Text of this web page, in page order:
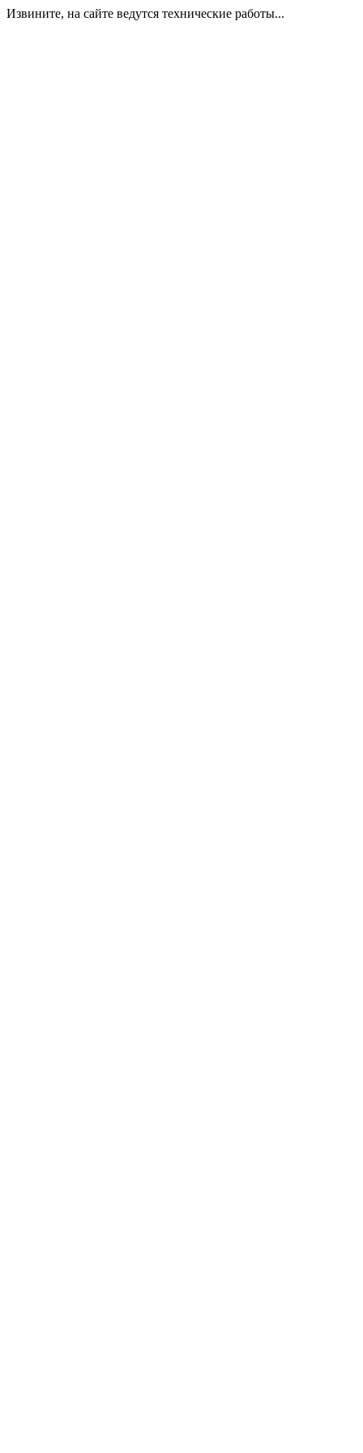
Извините, на сайте ведутся технические работы...